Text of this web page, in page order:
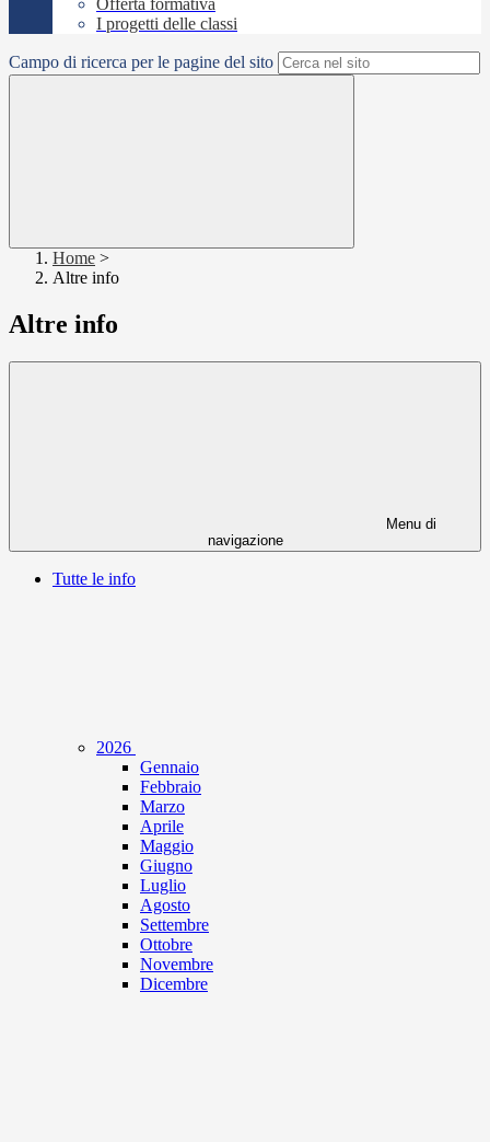
Offerta formativa
I progetti delle classi
Campo di ricerca per le pagine del sito
Home >
Altre info
Altre info
Menu di
navigazione
Tutte le info
2026
Gennaio
Febbraio
Marzo
Aprile
Maggio
Giugno
Luglio
Agosto
Settembre
Ottobre
Novembre
Dicembre